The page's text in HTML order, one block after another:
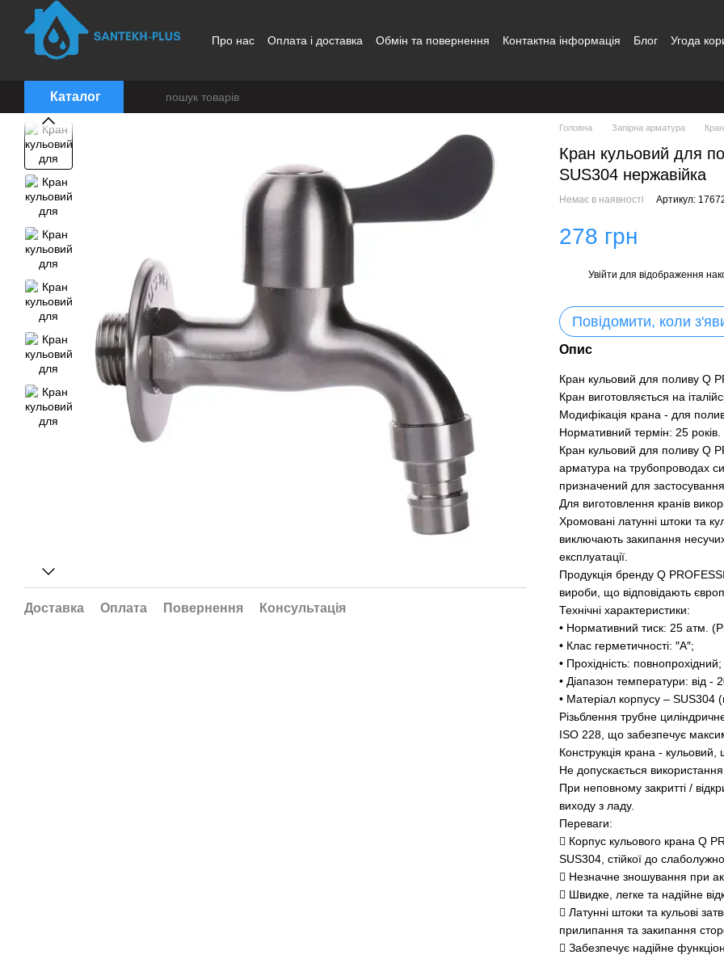
Перейти до основного контенту
Про нас Оплата і доставка Обмін та повернення Контактна інформація Блог Угода
Каталог
Доставка Оплата Повернення Консультація
Головна Запірна арматура
Кран кульовий для
SUS304 нержавійка
Немає в наявності Артикул:
278 грн
Увійти для відображення
Повідомити, коли
Опис
Кран кульовий для поливу Q
Кран виготовляється на
Модифікація крана - для
Нормативний термін: 25 років.
Кран кульовий для поливу Q
арматура на трубопроводах
призначений для
Для виготовлення кранів
Хромовані латунні штоки та
виключають закипання
експлуатації.
Продукція бренду Q
вироби, що відповідають
Технічні характеристики:
• Нормативний тиск: 25 атм.
• Клас герметичності: ″А″;
• Прохідність: повнопрохідний;
• Діапазон температури: від -
• Матеріал корпусу – SUS304
Різьблення трубне
ISO 228, що забезпечує
Конструкція крана -
Не допускається
При неповному закритті /
виходу з ладу.
Переваги:
 Корпус кульового крана Q
SUS304, стійкої до
 Незначне зношування при
 Швидке, легке та надійне
 Латунні штоки та кульові
прилипання та закипання
 Забезпечує надійне